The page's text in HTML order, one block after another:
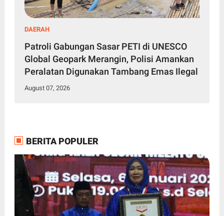
DAERAH
Patroli Gabungan Sasar PETI di UNESCO
Global Geopark Merangin, Polisi Amankan
Peralatan Digunakan Tambang Emas Ilegal
August 07, 2026
BERITA POPULER